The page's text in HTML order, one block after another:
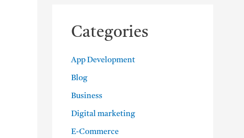
Categories
App Development
Blog
Business
Digital marketing
E-Commerce